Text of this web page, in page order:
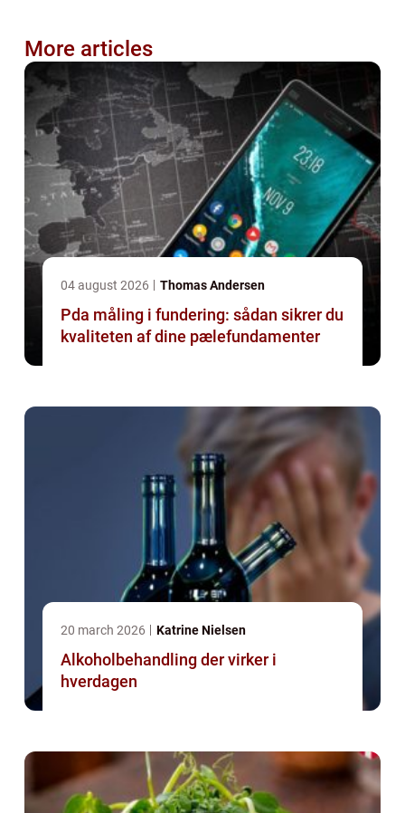
More articles
04 august 2026 Thomas Andersen
Pda måling i fundering: sådan sikrer du
kvaliteten af dine pælefundamenter
20 march 2026 Katrine Nielsen
Alkoholbehandling der virker i
hverdagen